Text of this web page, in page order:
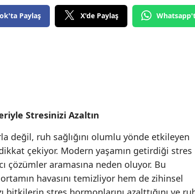
Paylaş X'de Paylaş
Stresinizi Azaltın
değil, ruh sağlığını olumlu yönde etkileyen
çekiyor. Modern yaşamın getirdiği stres
çözümler aramasına neden oluyor. Bu
havasını temizliyor hem de zihinsel